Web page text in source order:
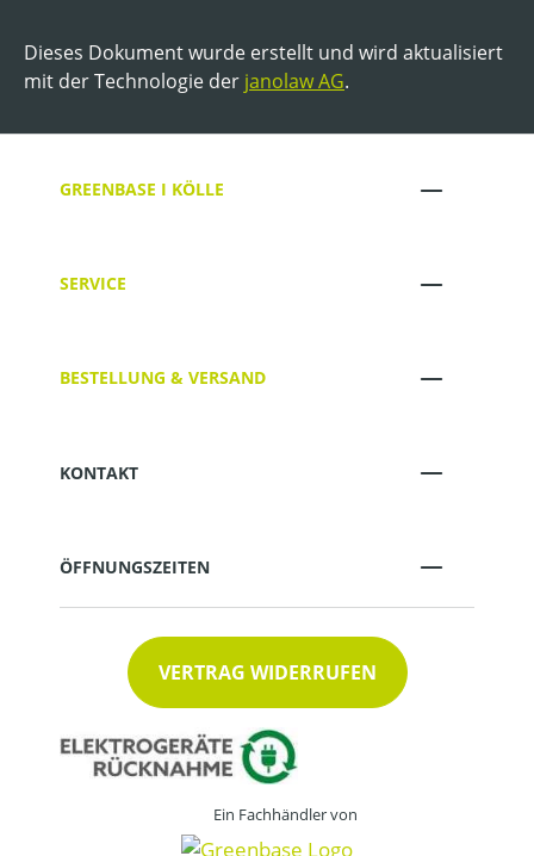
Dieses Dokument wurde erstellt und wird aktualisiert
mit der Technologie der janolaw AG.
GREENBASE I KÖLLE
SERVICE
BESTELLUNG & VERSAND
KONTAKT
ÖFFNUNGSZEITEN
VERTRAG WIDERRUFEN
Ein Fachhändler von